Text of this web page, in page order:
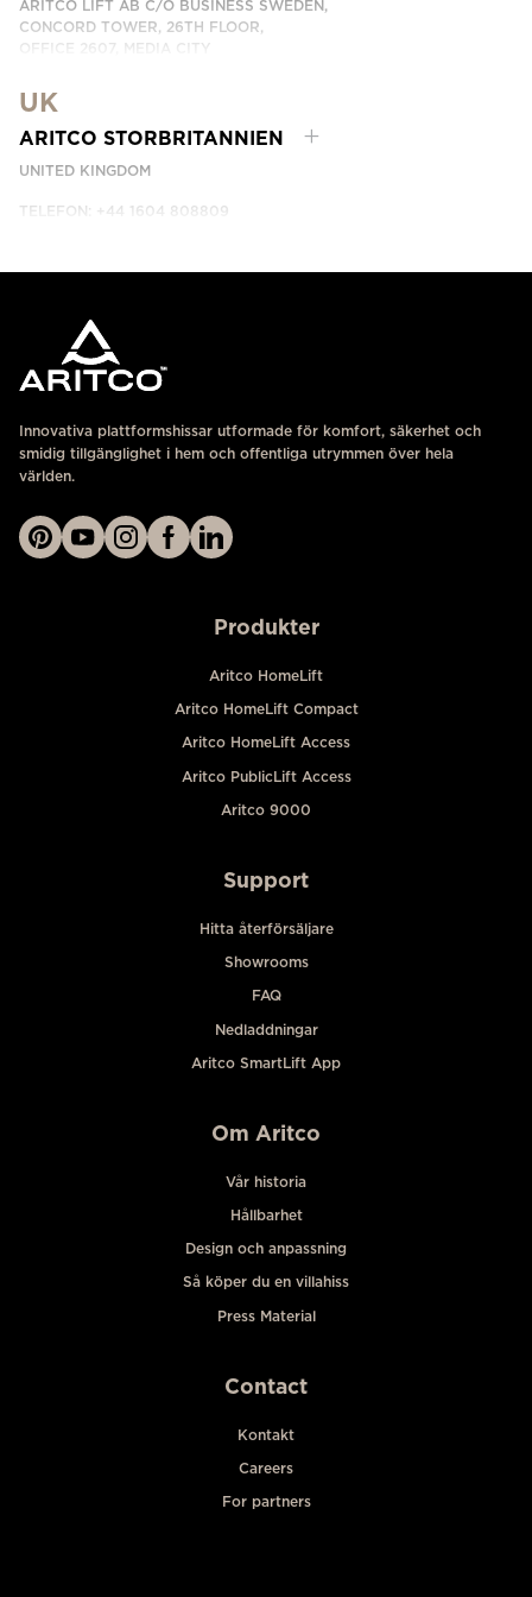
ARITCO LIFT AB C/O BUSINESS SWEDEN,
CONCORD TOWER, 26TH FLOOR,
OFFICE 2607, MEDIA CITY
KONTAKTA OSS
UK
ARITCO STORBRITANNIEN
UNITED KINGDOM
TELEFON: +44 1604 808809
Innovativa plattformshissar utformade för komfort, säkerhet och
smidig tillgänglighet i hem och offentliga utrymmen över hela
världen.
Produkter
Aritco HomeLift
Aritco HomeLift Compact
Aritco HomeLift Access
Aritco PublicLift Access
Aritco 9000
Support
Hitta återförsäljare
Showrooms
FAQ
Nedladdningar
Aritco SmartLift App
Om Aritco
Vår historia
Hållbarhet
Design och anpassning
Så köper du en villahiss
Press Material
Contact
Kontakt
Careers
For partners